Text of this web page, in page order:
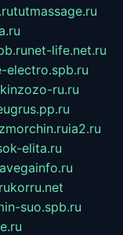
tutmassage.ru
net-life.net.ru
electro.spb.ru
kinzozo-ru.ru
ia2.ru
elita.ru
avegainfo.ru
korru.net
suo.spb.ru